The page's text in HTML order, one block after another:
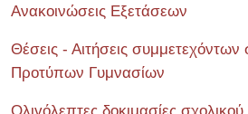
Ανακοινώσεις Εξετάσεων
Θέσεις - Αιτήσεις συμμετεχόντων
Προτύπων Γυμνασίων